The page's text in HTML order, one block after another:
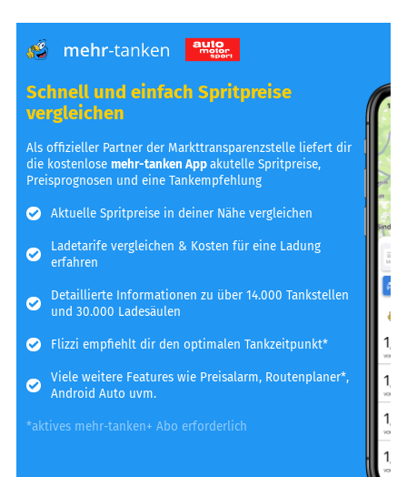
Schnell und einfach Spritpreise
vergleichen
Als offizieller Partner der Markttransparenzstelle liefert dir
die kostenlosemehr-tanken Appakutelle Spritpreise,
Preisprognosen und eine Tankempfehlung
Aktuelle Spritpreise in deiner Nähe vergleichen
Ladetarife vergleichen & Kosten für eine Ladung
erfahren
Detaillierte Informationen zu über 14.000 Tankstellen
und 30.000 Ladesäulen
Flizzi empfiehlt dir den optimalen Tankzeitpunkt*
Viele weitere Features wie Preisalarm, Routenplaner*,
Android Auto uvm.
*aktives mehr-tanken+ Abo erforderlich